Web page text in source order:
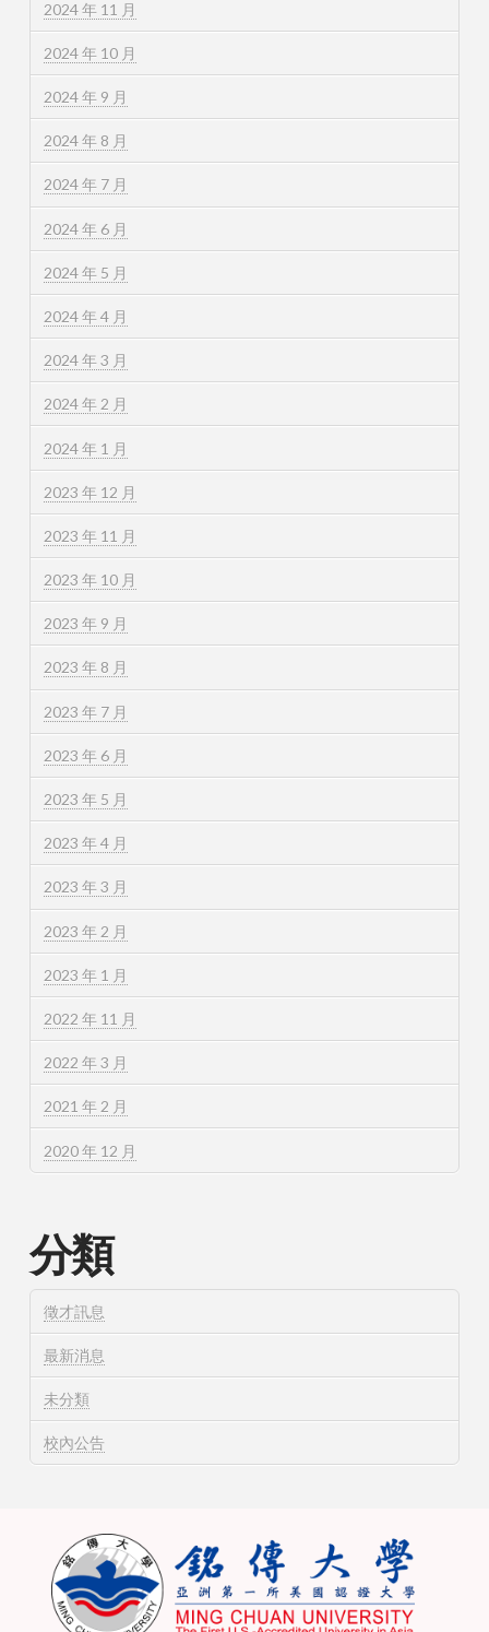
2024 年 11 月
2024 年 10 月
2024 年 9 月
2024 年 8 月
2024 年 7 月
2024 年 6 月
2024 年 5 月
2024 年 4 月
2024 年 3 月
2024 年 2 月
2024 年 1 月
2023 年 12 月
2023 年 11 月
2023 年 10 月
2023 年 9 月
2023 年 8 月
2023 年 7 月
2023 年 6 月
2023 年 5 月
2023 年 4 月
2023 年 3 月
2023 年 2 月
2023 年 1 月
2022 年 11 月
2022 年 3 月
2021 年 2 月
2020 年 12 月
分類
徵才訊息
最新消息
未分類
校內公告